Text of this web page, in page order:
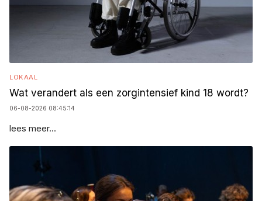
LOKAAL
Wat verandert als een zorgintensief kind 18 wordt?
06-08-2026 08:45:14
lees meer...